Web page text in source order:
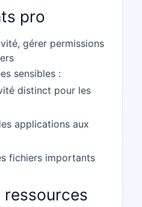
pro
gérer permissions
sensibles :
distinct pour les
applications aux
fichiers importants
ressources